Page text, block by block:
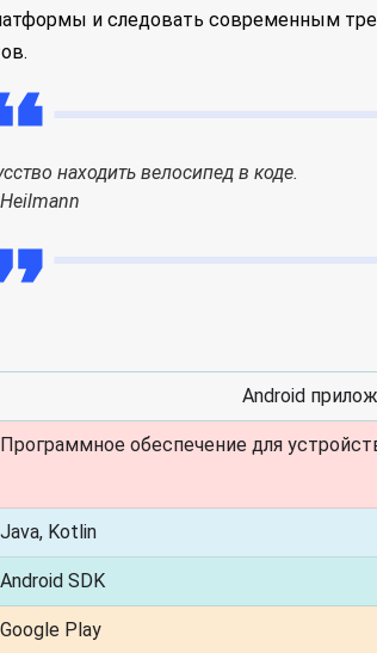
и следовать современным
находить велосипед в коде.
Android
Программное обеспечение для
Java, Kotlin
Android SDK
Google Play